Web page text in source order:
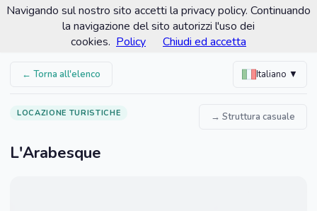
Comune di Santa Croce Camerina
Portale turistico ufficiale
← Torna all'elenco Italiano ▼
LOCAZIONE TURISTICHE → Struttura casuale
L'Arabesque
Navigando sul nostro sito accetti la privacy policy. Continuando
la navigazione del sito autorizzi l'uso dei
cookies. Policy Chiudi ed accetta